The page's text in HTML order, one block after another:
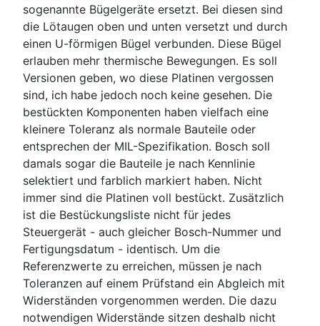
sogenannte Bügelgeräte ersetzt. Bei diesen sind
die Lötaugen oben und unten versetzt und durch
einen U-förmigen Bügel verbunden. Diese Bügel
erlauben mehr thermische Bewegungen. Es soll
Versionen geben, wo diese Platinen vergossen
sind, ich habe jedoch noch keine gesehen. Die
bestückten Komponenten haben vielfach eine
kleinere Toleranz als normale Bauteile oder
entsprechen der MIL-Spezifikation. Bosch soll
damals sogar die Bauteile je nach Kennlinie
selektiert und farblich markiert haben. Nicht
immer sind die Platinen voll bestückt. Zusätzlich
ist die Bestückungsliste nicht für jedes
Steuergerät - auch gleicher Bosch-Nummer und
Fertigungsdatum - identisch. Um die
Referenzwerte zu erreichen, müssen je nach
Toleranzen auf einem Prüfstand ein Abgleich mit
Widerständen vorgenommen werden. Die dazu
notwendigen Widerstände sitzen deshalb nicht